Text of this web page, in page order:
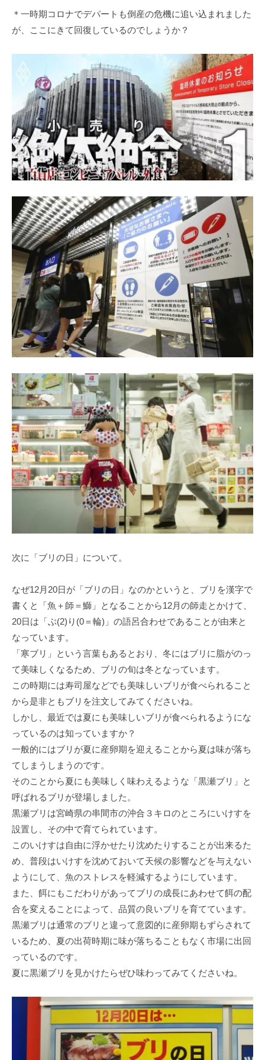
＊一時期コロナでデパートも倒産の危機に追い込まれました
が、ここにきて回復しているのでしょうか？
次に「ブリの日」について。
なぜ12月20日が「ブリの日」なのかというと、ブリを漢字で
書くと「魚＋師＝鰤」となることから12月の師走とかけて、
20日は「ぶ(2)り(0＝輪)」の語呂合わせであることが由来と
なっています。
「寒ブリ」という言葉もあるとおり、冬にはブリに脂がのっ
て美味しくなるため、ブリの旬は冬となっています。
この時期には寿司屋などでも美味しいブリが食べられること
から是非ともブリを注文してみてくださいね。
しかし、最近では夏にも美味しいブリが食べられるようにな
っているのは知っていますか？
一般的にはブリが夏に産卵期を迎えることから夏は味が落ち
てしまうしまうのです。
そのことから夏にも美味しく味わえるような「黒瀬ブリ」と
呼ばれるブリが登場しました。
黒瀬ブリは宮崎県の串間市の沖合３キロのところにいけすを
設置し、その中で育てられています。
このいけすは自由に浮かせたり沈めたりすることが出来るた
め、普段はいけすを沈めておいて天候の影響などを与えない
ようにして、魚のストレスを軽減するようにしています。
また、餌にもこだわりがあってブリの成長にあわせて餌の配
合を変えることによって、品質の良いブリを育てています。
黒瀬ブリは通常のブリと違って意図的に産卵期もずらされて
いるため、夏の出荷時期に味が落ちることもなく市場に出回
っているのです。
夏に黒瀬ブリを見かけたらぜひ味わってみてくださいね。